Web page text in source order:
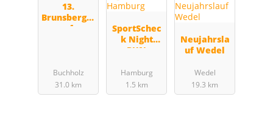
13.
Brunsbergla
uf
Buchholz
31.0 km
SportSchec
k Night
RUN
Hamburg
1.5 km
Neujahrsla
uf Wedel
Wedel
19.3 km